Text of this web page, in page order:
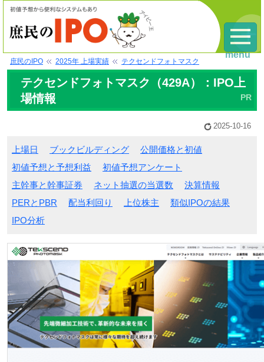
庶民のIPO 2025年 上場実績 テクセンドフォトマスク
テクセンドフォトマスク（429A）：IPO上
場情報
2025-10-16
上場日 ブックビルディング
公開価格と初値
初値予想と予想利益
初値予想アンケート
主幹事と幹事証券
ネット抽選の当選数
決算情報
PERとPBR
配当利回り 上位株主
類似IPOの結果
IPO分析
menu